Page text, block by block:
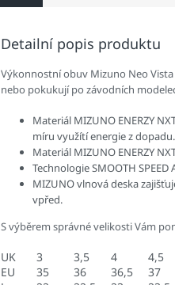
Detailní popis produktu
Výkonnostní obuv Mizuno Neo
nebo pokukují po závodních
Materiál MIZUNO ENERZY
míru využítí energie z dopadu.
Materiál MIZUNO ENERZY
Technologie SMOOTH
MIZUNO vlnová deska
vpřed.
S výběrem správné velikosti Vám
UK 3 3,5 4 4,5
EU
35 36 36,5 37